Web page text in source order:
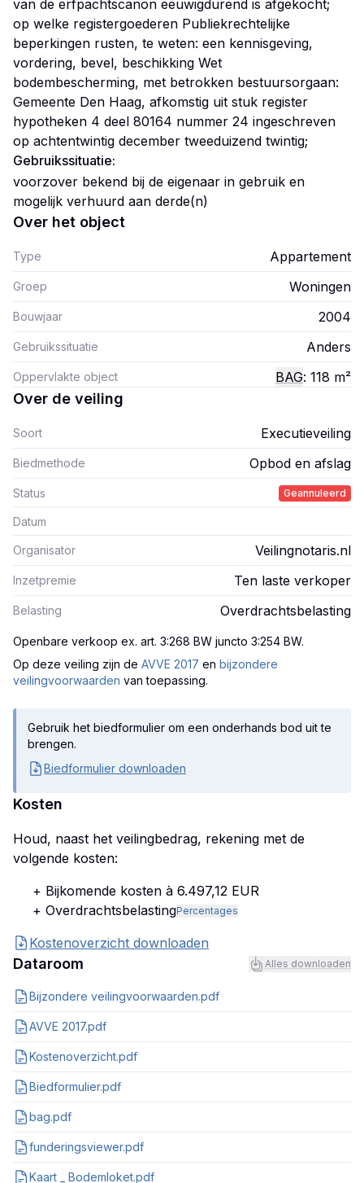
van de erfpachtscanon eeuwigdurend is afgekocht;
op welke registergoederen Publiekrechtelijke
beperkingen rusten, te weten: een kennisgeving,
vordering, bevel, beschikking Wet
bodembescherming, met betrokken bestuursorgaan:
Gemeente Den Haag, afkomstig uit stuk register
hypotheken 4 deel 80164 nummer 24 ingeschreven
Gebruikssituatie:
voorzover bekend bij de eigenaar in gebruik en
mogelijk verhuurd aan derde(n)
Over het object
Type Appartement
Groep Woningen
Bouwjaar 2004
Gebruikssituatie Anders
Oppervlakte object BAG: 118 m²
Over de veiling
Soort Executieveiling
Biedmethode Opbod en afslag
Status Geannuleerd
Datum
Organisator Veilingnotaris.nl
Inzetpremie Ten laste verkoper
Belasting Overdrachtsbelasting
Openbare verkoop ex. art. 3:268 BW juncto 3:254 BW.
Op deze veiling zijn de AVVE 2017 en bijzondere
veilingvoorwaarden van toepassing.
Gebruik het biedformulier om een onderhands bod uit te
brengen.
Biedformulier downloaden
Kosten
Houd, naast het veilingbedrag, rekening met de
volgende kosten:
+ Bijkomende kosten à 6.497,12 EUR
+ OverdrachtsbelastingPercentages
Kostenoverzicht downloaden
Dataroom Alles downloaden
Bijzondere veilingvoorwaarden.pdf
AVVE 2017.pdf
Kostenoverzicht.pdf
Biedformulier.pdf
bag.pdf
funderingsviewer.pdf
Kaart _ Bodemloket.pdf